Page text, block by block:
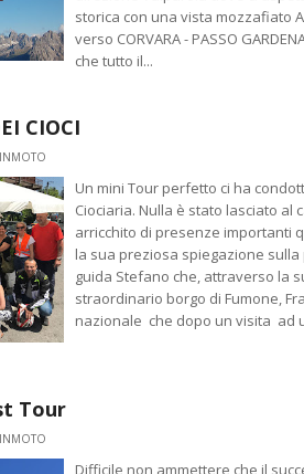
storica con una vista mozzafiato
verso CORVARA - PASSO
che tutto il...
CIOCI
Un mini Tour perfetto ci ha
Ciociaria. Nulla è stato lasciato al
arricchito di presenze importanti
la sua preziosa spiegazione
guida Stefano che, attraverso la
straordinario borgo di Fumone,
nazionale che dopo un visita ad
Tour
Difficile non ammettere che il